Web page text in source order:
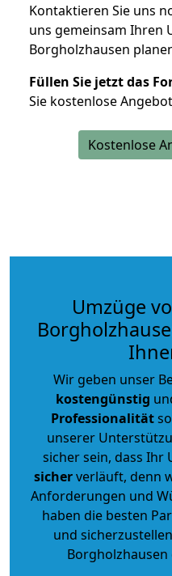
Kontaktieren Sie uns
uns gemeinsam Ihren
Borgholzhausen
Füllen Sie jetzt das
Sie kostenlose
Kostenlose
Umzüge
Wir geben unser
kostengünstig
Professionalität
unserer
sicher sein, dass Ihr
sicherverläuft, denn
Anforderungen und
haben die besten
und